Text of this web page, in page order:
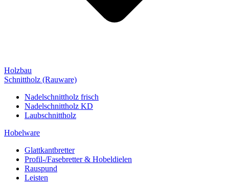
Holzbau
Schnittholz (Rauware)
Nadelschnittholz frisch
Nadelschnittholz KD
Laubschnittholz
Hobelware
Glattkantbretter
Profil-/Fasebretter & Hobeldielen
Rauspund
Leisten